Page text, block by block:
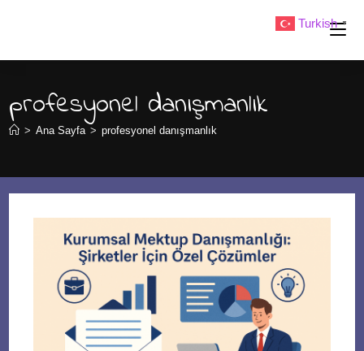
profesyonel danışmanlık
> Ana Sayfa > profesyonel danışmanlık
Turkish ▼